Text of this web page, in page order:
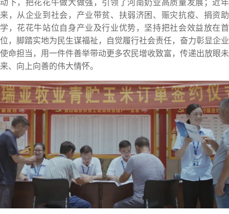
动下，把花花牛做大做强，引领了河南奶业高质量发展；近年
来，从企业到社会，产业带贫、扶弱济困、赈灾抗疫、捐资助
学，花花牛站位自身产业及行业优势，坚持把社会效益放在首
位，脚踏实地为民生谋福祉，自觉履行社会责任，奋力彰显企业
使命担当，用一件件善举带动更多农民增收致富，传递出放眼未
来、向上向善的伟大情怀。